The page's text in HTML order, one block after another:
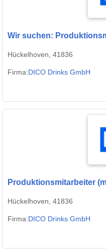
Wir suchen:
Hückelhoven, 41836
Firma:DICO Drinks GmbH
Produktionsmitarbeiter
Hückelhoven, 41836
Firma:DICO Drinks GmbH